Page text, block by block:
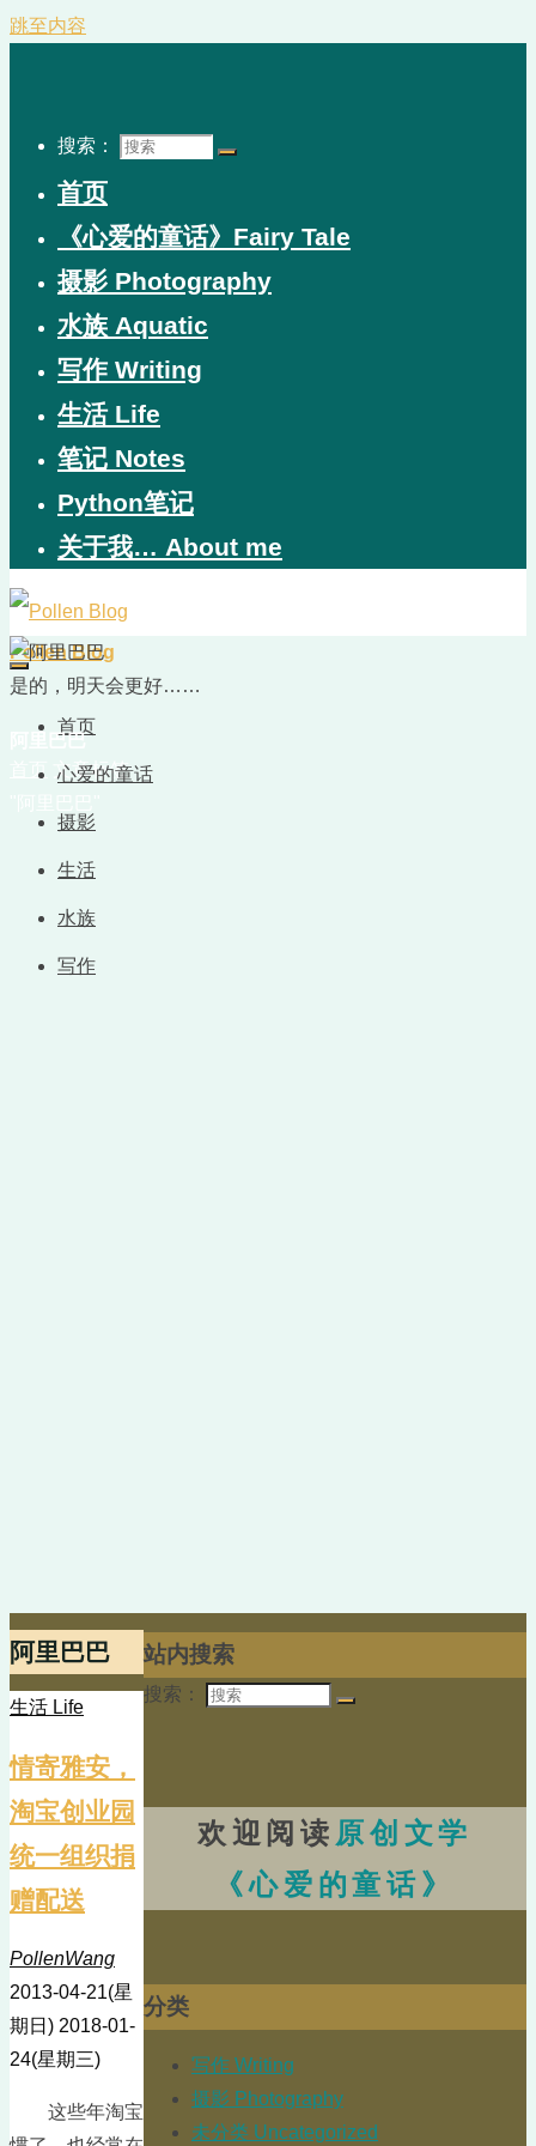
跳至内容
搜索：
首页
《心爱的童话》Fairy Tale
摄影 Photography
水族 Aquatic
写作 Writing
生活 Life
笔记 Notes
Python笔记
关于我… About me
Pollen Blog
是的，明天会更好……
首页
心爱的童话
摄影
生活
水族
写作
阿里巴巴
首页
文章标签
阿里巴巴
生活 Life
情寄雅安，
淘宝创业园
统一组织捐
赠配送
PollenWang
2013-04-21(星
期日) 2018-01-
24(星期三)
这些年淘宝
站内搜索
搜索：
欢迎阅读 原创文学
《心爱的童话》
分类
写作 Writing
摄影 Photography
未分类 Uncategorized